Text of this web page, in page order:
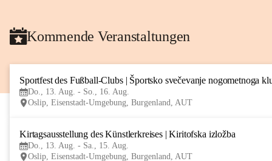
Kommende Veranstaltungen
Sportfest des Fußball-Clubs | Športsko svečevanje nogometnoga
Do., 13. Aug. - So., 16. Aug.
Oslip, Eisenstadt-Umgebung, Burgenland, AUT
Kirtagsausstellung des Künstlerkreises | Kiritofska izložba
Do., 13. Aug. - Sa., 15. Aug.
Oslip, Eisenstadt-Umgebung, Burgenland, AUT